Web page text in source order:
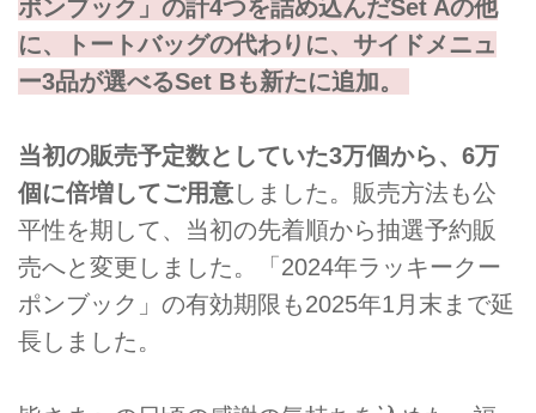
ポンブック」の計4つを詰め込んだSet Aの他
に、トートバッグの代わりに、サイドメニュ
ー3品が選べるSet Bも新たに追加。
当初の販売予定数としていた3万個から、6万
個に倍増してご用意しました。販売方法も公
平性を期して、当初の先着順から抽選予約販
売へと変更しました。「2024年ラッキークー
ポンブック」の有効期限も2025年1月末まで延
長しました。